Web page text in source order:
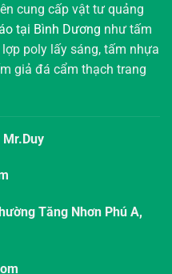
cung cấp vật tư quảng
tại Bình Dương như tấm
poly lấy sáng, tấm nhựa
giả đá cẩm thạch trang
Mr.Duy
Tăng Nhơn Phú A,